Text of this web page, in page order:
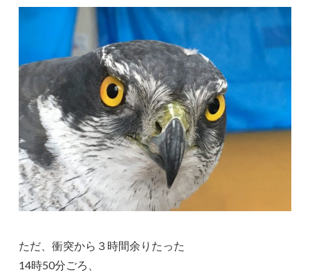
ただ、衝突から３時間余りたった
14時50分ごろ、